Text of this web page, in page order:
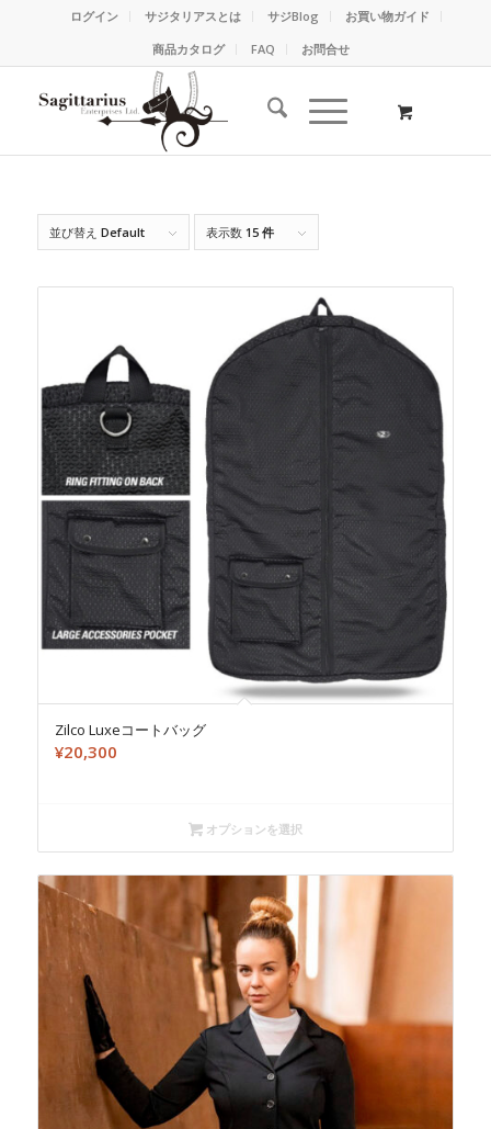
ログイン サジタリアスとは サジBlog
お買い物ガイド
商品カタログ
FAQ お問合せ
並び替え Default 表示数 15 件
Zilco Luxeコートバッグ
¥20,300
オプションを選択